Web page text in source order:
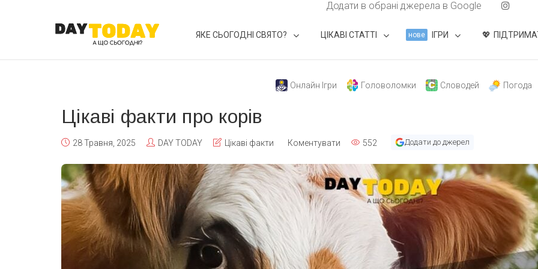
Додати в обрані джерела в Google
ЯКЕ СЬОГОДНІ СВЯТО? ЦІКАВІ СТАТТІ нове ІГРИ
Онлайн Ігри Головоломки Словодей Погода
Цікаві факти про корів
28 Травня, 2025 DAY TODAY Цікаві факти Коментувати 552 Додати до джерел